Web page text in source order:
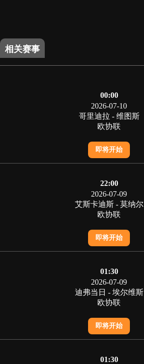
相关赛事
00:00
2026-07-10
哥里迪拉 - 维图斯
欧协联
即将开始
22:00
2026-07-09
艾斯卡迪斯 - 莫纳尔
欧协联
即将开始
01:30
2026-07-09
迪弗当日 - 埃尔维斯
欧协联
即将开始
01:30